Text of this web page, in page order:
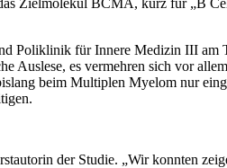
Poliklinik für Innere Medizin III
Auslese, es vermehren sich vor
beim Multiplen Myelom nur
der Studie. „Wir konnten